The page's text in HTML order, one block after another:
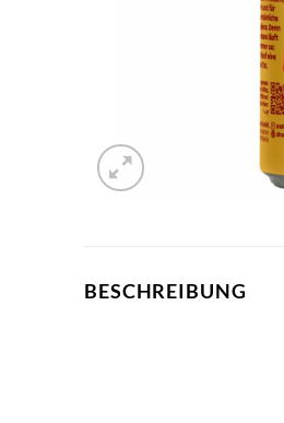
BESCHREIBUNG